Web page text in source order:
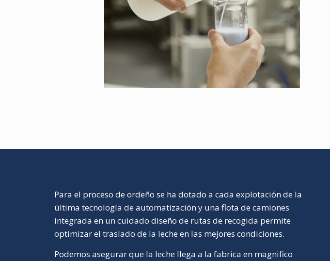
Para el proceso de ordeño se ha dotado a cada explotación de la
última tecnología de automatización y una flota de camiones
integrada en un cuidado diseño de rutas de recogida permite
optimizar el traslado de la leche en las mejores condiciones.
Podemos asegurar que la leche llega a la fabrica en magnifico